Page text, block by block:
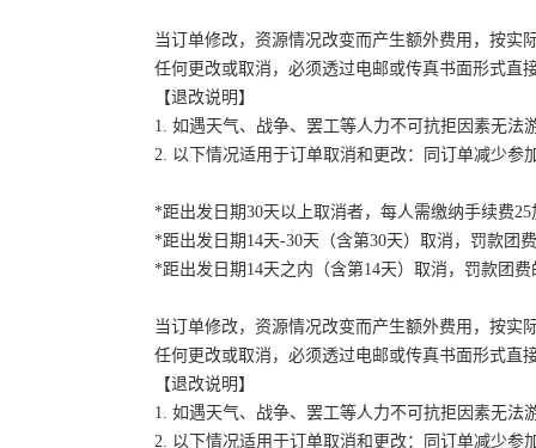
当订单修改，资源情况改变而产生额外费用，按实
任何更改或取消，必须透过电邮或传真书面形式直
【退改说明】
1. 如遇天气、战争、罢工等人力不可抗拒因素无
2. 以下情况适用于订单取消和更改：同订单减少
*距出发日期30天以上取消者，每人需缴纳手续费
*距出发日期14天-30天（含第30天）取消，罚款团
*距出发日期14天之内（含第14天）取消，罚款团费
当订单修改，资源情况改变而产生额外费用，按实
任何更改或取消，必须透过电邮或传真书面形式直
【退改说明】
1. 如遇天气、战争、罢工等人力不可抗拒因素无
2. 以下情况适用于订单取消和更改：同订单减少